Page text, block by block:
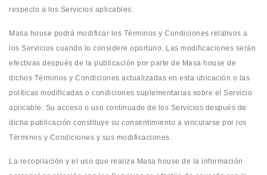
respecto a los Servicios aplicables.
Masa house podrá modificar los Términos y Condiciones relativos a
los Servicios cuando lo considere oportuno. Las modificaciones serán
efectivas después de la publicación por parte de Masa house de
dichos Términos y Condiciones actualizadas en esta ubicación o las
políticas modificadas o condiciones suplementarias sobre el Servicio
aplicable. Su acceso o uso continuado de los Servicios después de
dicha publicación constituye su consentimiento a vincularse por los
Términos y Condiciones y sus modificaciones.
La recopilación y el uso que realiza Masa house de la información